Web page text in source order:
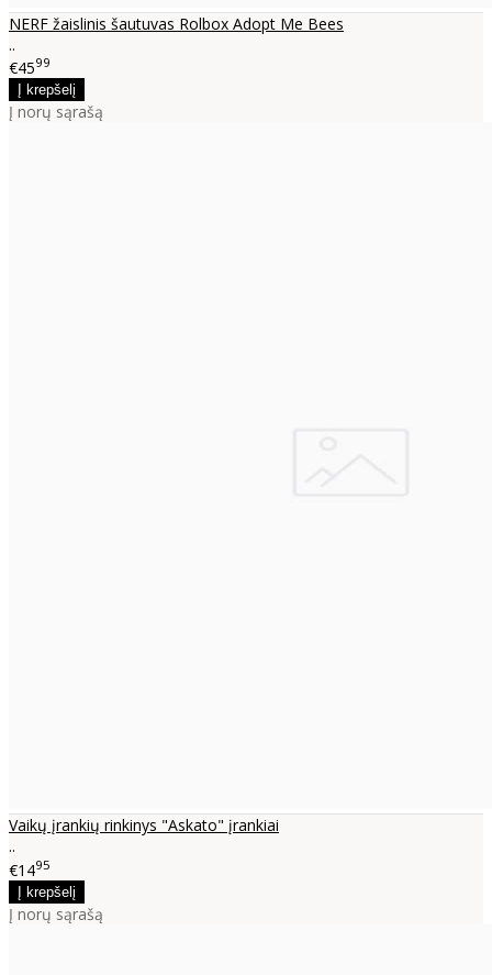
NERF žaislinis šautuvas Rolbox Adopt Me Bees
..
€4599
Į norų sąrašą
Vaikų įrankių rinkinys "Askato" įrankiai
..
€1495
Į norų sąrašą